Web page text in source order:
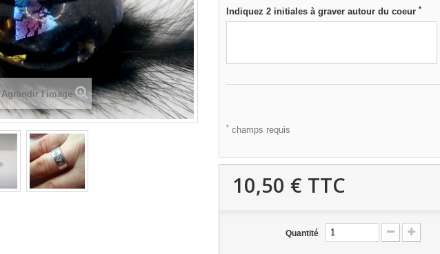
Agrandir l'image
Indiquez 2 initiales à graver autour du coeur *
* champs requis
10,50 € TTC
Quantité